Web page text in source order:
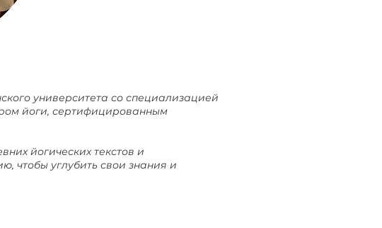
университета со специализацией
йоги, сертифицированным
йогических текстов и
чтобы углубить свои знания и